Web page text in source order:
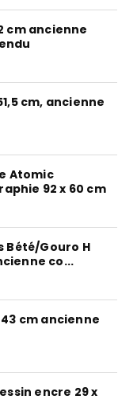
cm ancienne
cm, ancienne
Atomic
92 x 60 cm
Bété/Gouro H
co...
cm ancienne
encre 29 x